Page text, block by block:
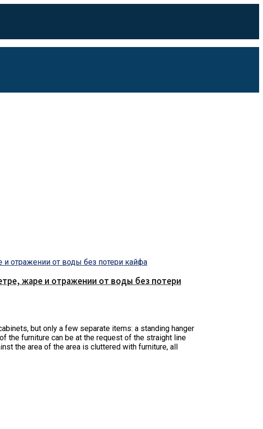
жаре и отражении от воды без потери
but only a few separate items: a standing hanger
the furniture can be at the request of the straight line
the area of ​​the area is cluttered with furniture, all